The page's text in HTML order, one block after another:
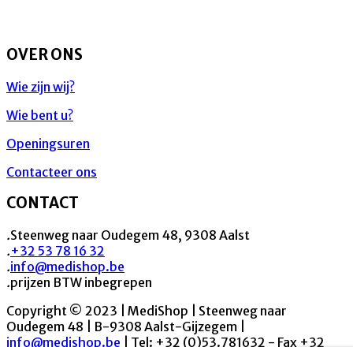
OVER ONS
Wie zijn wij?
Wie bent u?
Openingsuren
Contacteer ons
CONTACT
.Steenweg naar Oudegem 48, 9308 Aalst
.+32 53 78 16 32
.info@medishop.be
.prijzen BTW inbegrepen
Copyright © 2023 | MediShop | Steenweg naar
Oudegem 48 | B-9308 Aalst-Gijzegem |
info@medishop.be | Tel: +32 (0)53.781632 - Fax +32